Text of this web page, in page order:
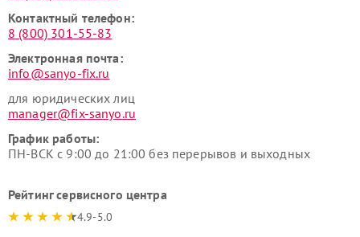
Контактный телефон:
8 (800) 301-55-83
Электронная почта:
info@sanyo-fix.ru
для юридических лиц
manager@fix-sanyo.ru
График работы:
ПН-ВСК с 9:00 до 21:00 без перерывов и выходных
Рейтинг сервисного центра
4.9-5.0